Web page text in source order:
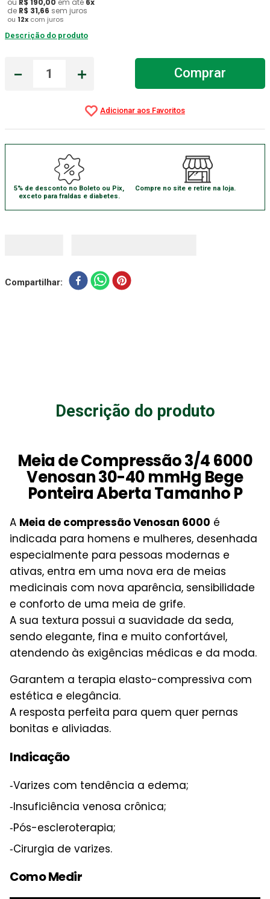
ou R$ 190,00 em até 6x
de R$ 31,66 sem juros
ou 12x com juros
Descrição do produto
＋
－ Comprar
5% de desconto no Boleto ou Pix,
exceto para fraldas e diabetes.
Compre no site e retire na loja.
Compartilhar
Descrição do produto
Meia de Compressão 3/4 6000
Venosan 30-40 mmHg Bege
Ponteira Aberta Tamanho P
A Meia de compressão Venosan 6000 é
indicada para homens e mulheres, desenhada
especialmente para pessoas modernas e
ativas, entra em uma nova era de meias
medicinais com nova aparência, sensibilidade
e conforto de uma meia de grife.
A sua textura possui a suavidade da seda,
sendo elegante, fina e muito confortável,
atendendo às exigências médicas e da moda.
Garantem a terapia elasto-compressiva com
estética e elegância.
A resposta perfeita para quem quer pernas
bonitas e aliviadas.
Indicação
‑Varizes com tendência a edema;
‑Insuficiência venosa crônica;
‑Pós-escleroterapia;
‑Cirurgia de varizes.
Como Medir
7º Absorvente Geriatrico
8º Gaze Esteril
Cadeira Banho